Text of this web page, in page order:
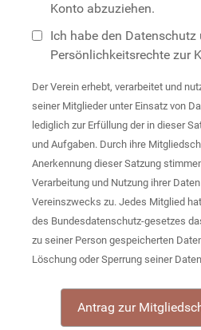
Konto abzuziehen.
Ich habe den Datenschutz
Persönlichkeitsrechte zur
Der Verein erhebt, verarbeitet und
seiner Mitglieder unter Einsatz von
lediglich zur Erfüllung der in dieser
und Aufgaben. Durch ihre
Anerkennung dieser Satzung
Verarbeitung und Nutzung ihrer
Vereinszwecks zu. Jedes Mitglied
des Bundesdatenschutz-gesetzes
zu seiner Person gespeicherten
Löschung oder Sperrung seiner